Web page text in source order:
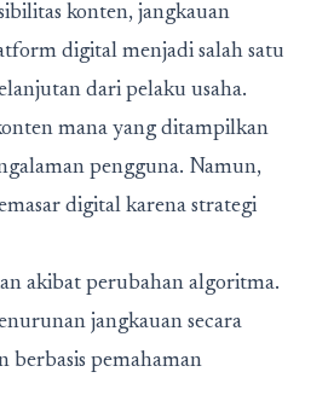
konten, jangkauan
digital menjadi salah satu
dari pelaku usaha.
mana yang ditampilkan
pengguna. Namun,
digital karena strategi
akibat perubahan algoritma.
jangkauan secara
berbasis pemahaman